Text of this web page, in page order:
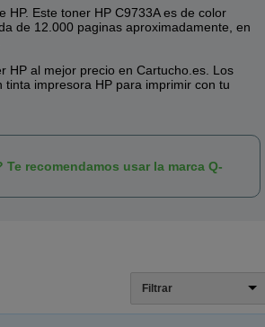
HP. Este toner HP C9733A es de color
de 12.000 paginas aproximadamente, en
HP al mejor precio en Cartucho.es. Los
impresora HP para imprimir con tu
recomendamos usar la marca Q-
Filtrar